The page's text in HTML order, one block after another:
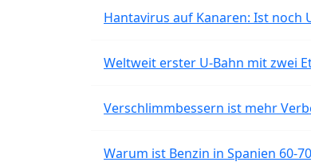
Hantavirus auf Kanaren: Ist noch
Weltweit erster U-Bahn mit zwei
Verschlimmbessern ist mehr
Warum ist Benzin in Spanien 60-